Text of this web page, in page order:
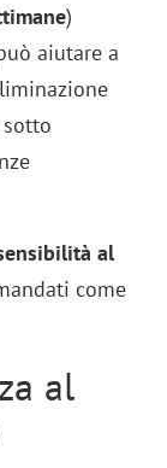
)
aiutare a
al
come
al